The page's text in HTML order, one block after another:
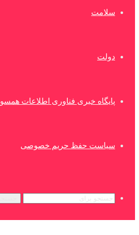
سلامت
دولت
پایگاه خبری فناوری اطلاعات همسو
سیاست حفظ حریم خصوصی